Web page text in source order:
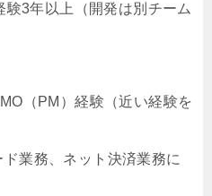
3年以上（開発は別チーム
（PM）経験（近い経験を
務、ネット決済業務に